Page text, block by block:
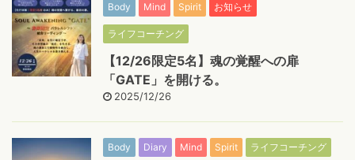
Body Mind Spirit お知らせ
ライフコーチング
【12/26限定5名】魂の覚醒への扉
「GATE」を開ける。
2025/12/26
Body Diary Mind Spirit ライフコーチング